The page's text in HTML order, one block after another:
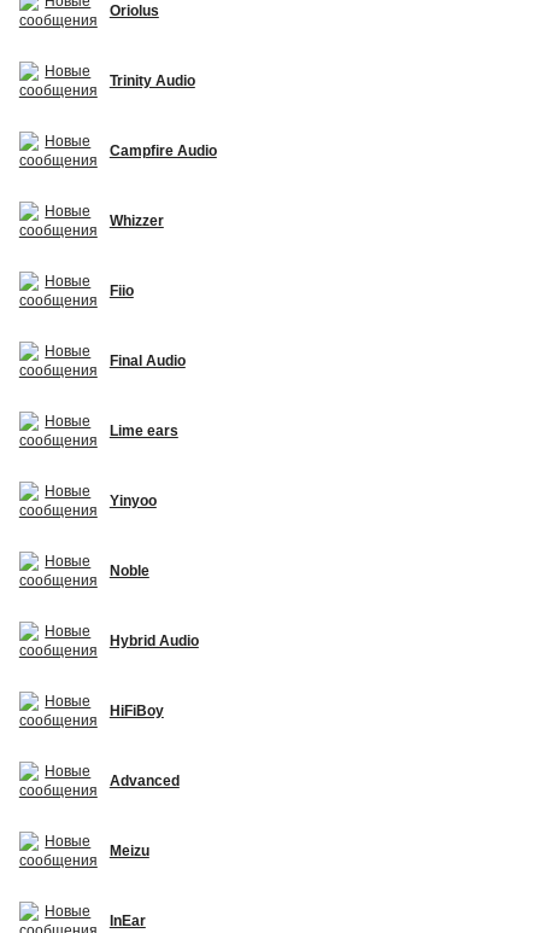
Oriolus
Trinity Audio
Campfire Audio
Whizzer
Fiio
Final Audio
Lime ears
Yinyoo
Noble
Hybrid Audio
HiFiBoy
Advanced
Meizu
InEar